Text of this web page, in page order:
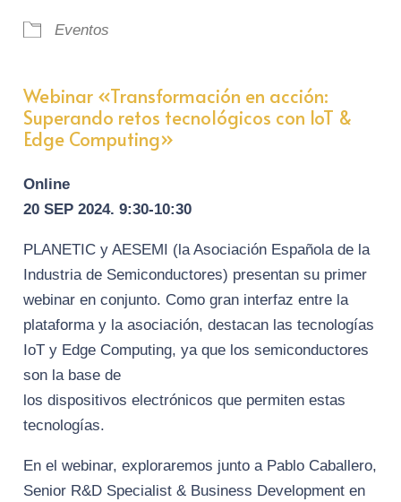
Eventos
Webinar «Transformación en acción:
Superando retos tecnológicos con IoT &
Edge Computing»
Online
20 SEP 2024. 9:30-10:30
PLANETIC y AESEMI (la Asociación Española de la
Industria de Semiconductores) presentan su primer
webinar en conjunto. Como gran interfaz entre la
plataforma y la asociación, destacan las tecnologías
IoT y Edge Computing, ya que los semiconductores
son la base de
los dispositivos electrónicos que permiten estas
tecnologías.
En el webinar, exploraremos junto a Pablo Caballero,
Senior R&D Specialist & Business Development en